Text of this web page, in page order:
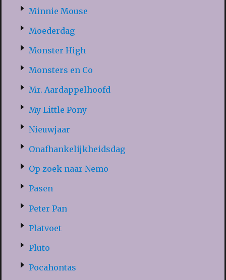
Minnie Mouse
Moederdag
Monster High
Monsters en Co
Mr. Aardappelhoofd
My Little Pony
Nieuwjaar
Onafhankelijkheidsdag
Op zoek naar Nemo
Pasen
Peter Pan
Platvoet
Pluto
Pocahontas